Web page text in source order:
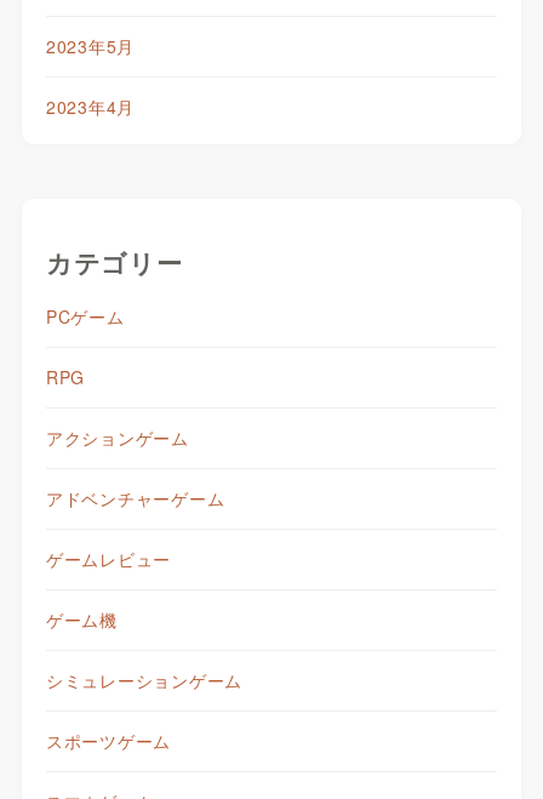
2023年5月
2023年4月
カテゴリー
PCゲーム
RPG
アクションゲーム
アドベンチャーゲーム
ゲームレビュー
ゲーム機
シミュレーションゲーム
スポーツゲーム